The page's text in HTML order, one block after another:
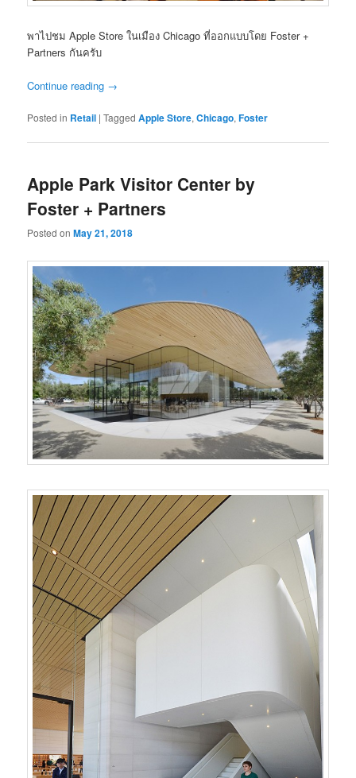
พาไปชม Apple Store ในเมือง Chicago ที่ออกแบบโดย Foster +
Partners กันครับ
Continue reading →
Posted in Retail |Tagged Apple Store,Chicago,Foster
Apple Park Visitor Center by
Foster + Partners
Posted onMay 21, 2018